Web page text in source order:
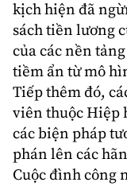
kịch hiện đã
sách tiền lương
của các nền
tiềm ẩn từ mô
Tiếp thêm đó,
viên thuộc Hiệp
các biện pháp
phán lên các
Cuộc đình công